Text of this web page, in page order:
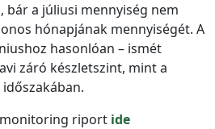
bár a júliusi mennyiség nem
hónapjának mennyiségét. A
hasonlóan – ismét
záró készletszint, mint a
riport ide